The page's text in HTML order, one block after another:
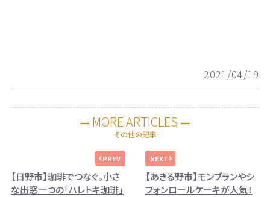
2021/04/19
MORE ARTICLES
その他の記事
【日野市】珈琲でつなぐ。小さ
な出窓一つの「ハレトキ珈琲」
【あきる野市】モンブランやシ
フォンロールケーキが人気！